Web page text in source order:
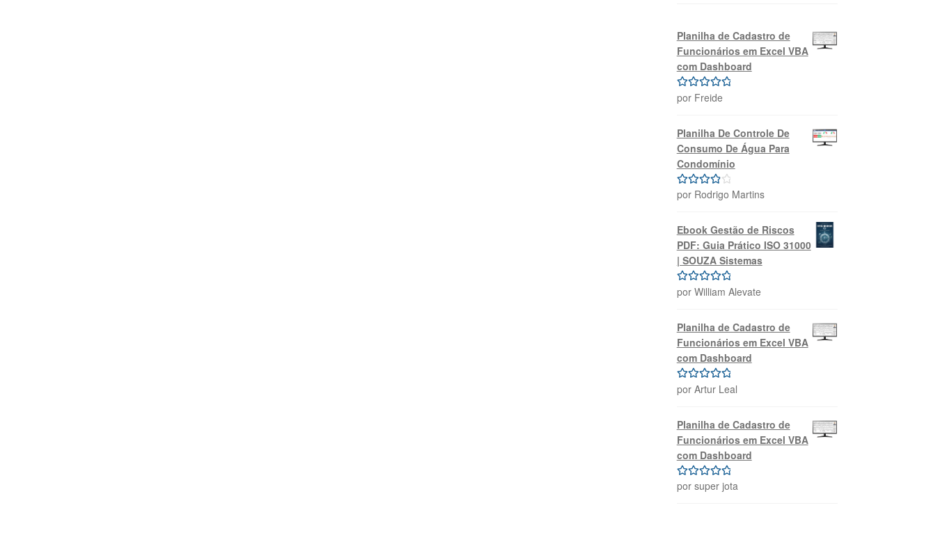
Planilha de Cadastro de
Funcionários em Excel VBA
com Dashboard
Avaliação5
por Freide
Planilha De Controle De
Consumo De Água Para
Condomínio
Avaliação
por Rodrigo Martins
Ebook Gestão de Riscos
PDF: Guia Prático ISO 31000
| SOUZA Sistemas
Avaliação5
por William Alevate
Planilha de Cadastro de
Funcionários em Excel VBA
com Dashboard
Avaliação 5
por Artur Leal
Planilha de Cadastro de
Funcionários em Excel VBA
com Dashboard
Avaliação5
por super jota